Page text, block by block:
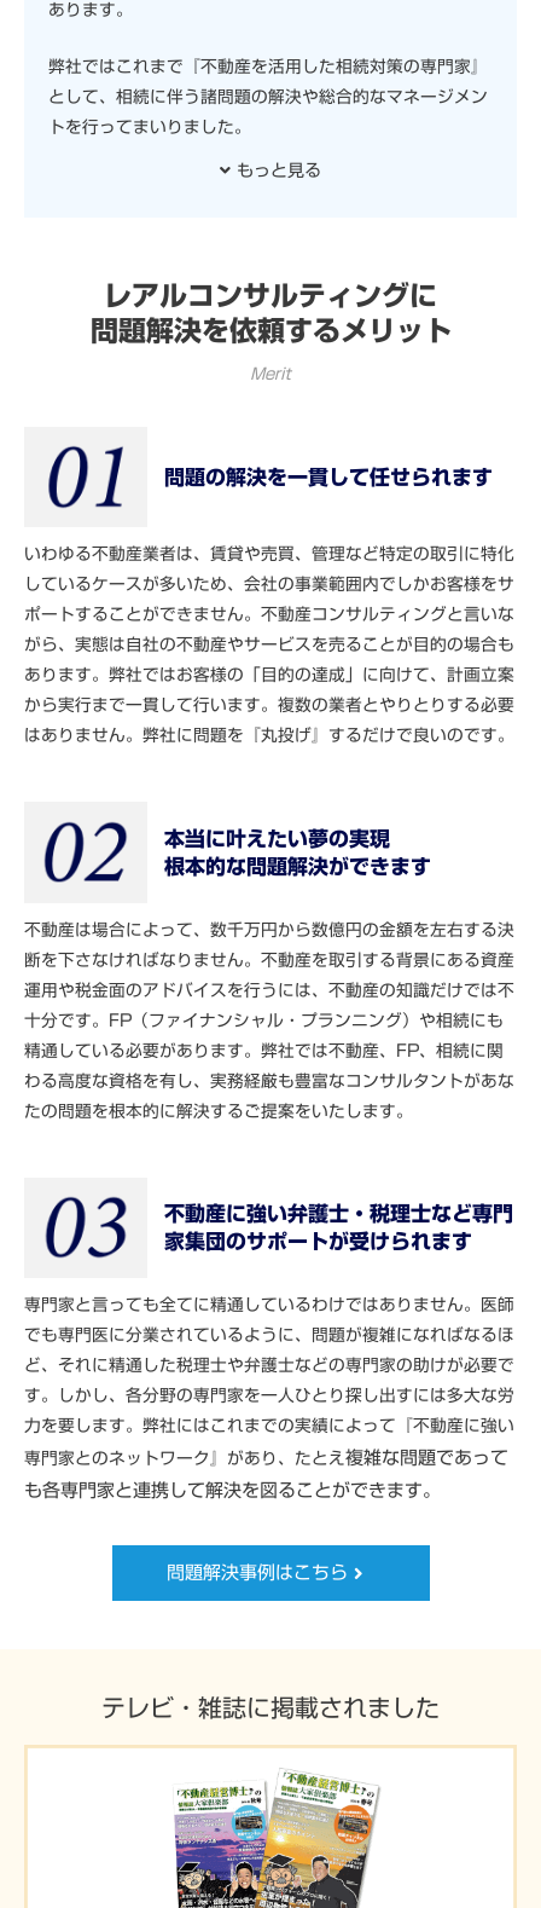
あります。
弊社ではこれまで『不動産を活用した相続対策の専門家』
として、相続に伴う諸問題の解決や総合的なマネージメン
トを行ってまいりました。
もっと見る
レアルコンサルティングに
問題解決を依頼するメリット
Merit
問題の解決を一貫して任せられます
いわゆる不動産業者は、賃貸や売買、管理など特定の取引に特化
しているケースが多いため、会社の事業範囲内でしかお客様をサ
ポートすることができません。不動産コンサルティングと言いな
がら、実態は自社の不動産やサービスを売ることが目的の場合も
あります。弊社ではお客様の「目的の達成」に向けて、計画立案
から実行まで一貫して行います。複数の業者とやりとりする必要
はありません。弊社に問題を『丸投げ』するだけで良いのです。
本当に叶えたい夢の実現
根本的な問題解決ができます
不動産は場合によって、数千万円から数億円の金額を左右する決
断を下さなければなりません。不動産を取引する背景にある資産
運用や税金面のアドバイスを行うには、不動産の知識だけでは不
十分です。FP（ファイナンシャル・プランニング）や相続にも
精通している必要があります。弊社では不動産、FP、相続に関
わる高度な資格を有し、実務経厳も豊富なコンサルタントがあな
たの問題を根本的に解決するご提案をいたします。
不動産に強い弁護士・税理士など専門
家集団のサポートが受けられます
専門家と言っても全てに精通しているわけではありません。医師
でも専門医に分業されているように、問題が複雑になればなるほ
ど、それに精通した税理士や弁護士などの専門家の助けが必要で
す。しかし、各分野の専門家を一人ひとり探し出すには多大な労
力を要します。弊社にはこれまでの実績によって『不動産に強い
専門家とのネットワーク』があり、たとえ 複雑な問題であって
も各専門家と連携して解決を図ることができます。
問題解決事例はこちら
テレビ・雑誌に掲載されました